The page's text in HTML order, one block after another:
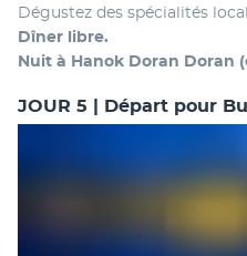
Dégustez des spécialités
Dîner libre.
Nuit à Hanok Doran Doran
JOUR 5 | Départ pour